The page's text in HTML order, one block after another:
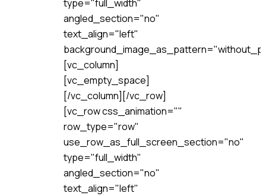
type="full_width"
angled_section="no"
text_align="left"
[vc_column]
[vc_empty_space]
[/vc_column][/vc_row]
[vc_row css_animation=""
row_type="row"
use_row_as_full_screen_section="no"
type="full_width"
angled_section="no"
text_align="left"